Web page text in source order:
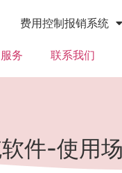
费用控制报销系统
服务 联系我们
件-使用